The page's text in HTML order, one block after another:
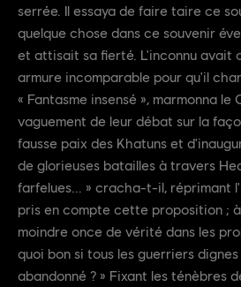
serrée. Il essaya de faire taire ce
quelque chose dans ce souvenir
et attisait sa fierté. L'inconnu avait
armure incomparable pour qu'il
« Fantasme insensé », marmonna le
vaguement de leur débat sur la
fausse paix des Khatuns et
de glorieuses batailles à travers
farfelues... » cracha-t-il, réprimant
pris en compte cette proposition ;
moindre once de vérité dans les
quoi bon si tous les guerriers
abandonné ? » Fixant les ténèbres